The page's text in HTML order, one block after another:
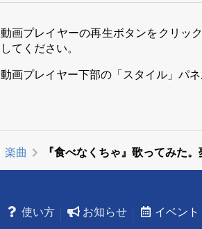
動画プレイヤーの再生ボタンをクリッ
してください。
動画プレイヤー下部の「スタイル」パ
楽曲 『食べなくちゃ』歌ってみた。
使い方 お知らせ イベント